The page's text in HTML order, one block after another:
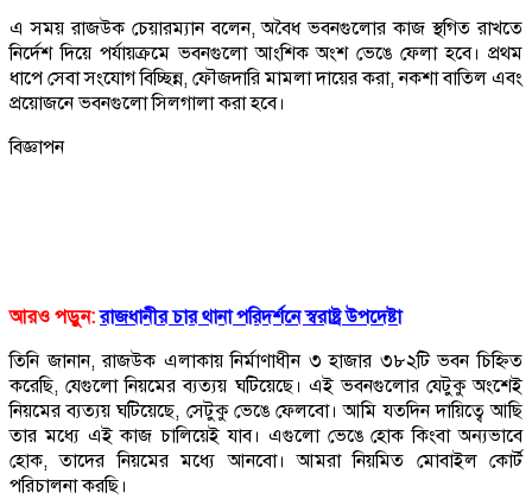
এ সময় রাজউক চেয়ারম্যান বলেন, অবৈধ ভবনগুলোর কাজ স্থগিত রাখতে
নির্দেশ দিয়ে পর্যায়ক্রমে ভবনগুলো আংশিক অংশ ভেঙে ফেলা হবে। প্রথম
ধাপে সেবা সংযোগ বিচ্ছিন্ন, ফৌজদারি মামলা দায়ের করা, নকশা বাতিল এবং
প্রয়োজনে ভবনগুলো সিলগালা করা হবে।
বিজ্ঞাপন
আরও পড়ুন: রাজধানীর চার থানা পরিদর্শনে স্বরাষ্ট্র উপদেষ্টা
তিনি জানান, রাজউক এলাকায় নির্মাণাধীন ৩ হাজার ৩৮২টি ভবন চিহ্নিত
করেছি, যেগুলো নিয়মের ব্যত্যয় ঘটিয়েছে। এই ভবনগুলোর যেটুকু অংশেই
নিয়মের ব্যত্যয় ঘটিয়েছে, সেটুকু ভেঙে ফেলবো। আমি যতদিন দায়িত্বে আছি
তার মধ্যে এই কাজ চালিয়েই যাব। এগুলো ভেঙে হোক কিংবা অন্যভাবে
হোক, তাদের নিয়মের মধ্যে আনবো। আমরা নিয়মিত মোবাইল কোর্ট
পরিচালনা করছি।